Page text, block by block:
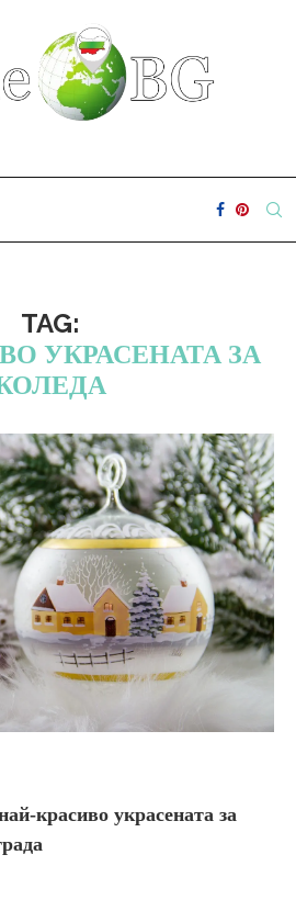
TAG:
УКРАСЕНАТА ЗА
красиво украсената за